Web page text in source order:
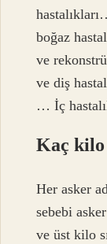
boğaz
ve
ve diş
… İç
Kaç
Her asker
sebebi
ve üst kilo